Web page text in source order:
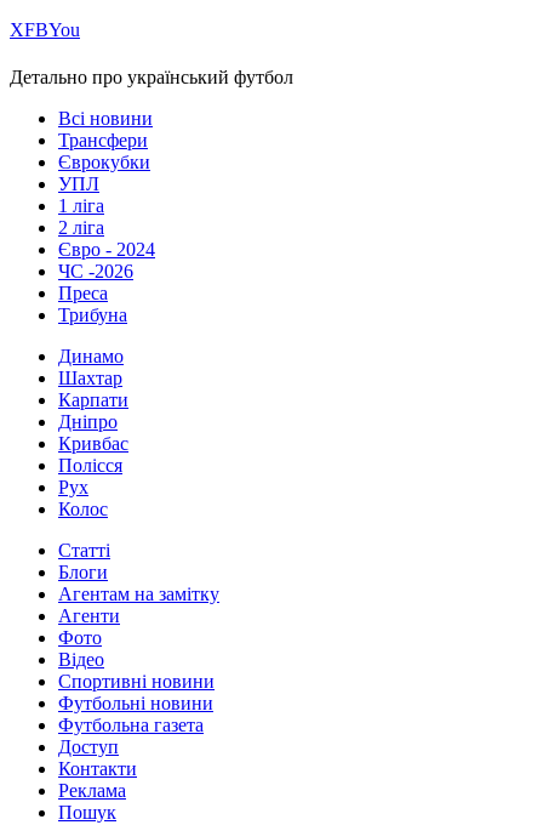
ХFBYou
Детально про український футбол
Всі новини
Трансфери
Єврокубки
УПЛ
1 ліга
2 ліга
Євро - 2024
ЧС -2026
Преса
Трибуна
Динамо
Шахтар
Карпати
Дніпро
Кривбас
Полісся
Рух
Колос
Статті
Блоги
Агентам на замітку
Агенти
Фото
Відео
Спортивні новини
Футбольні новини
Футбольна газета
Доступ
Контакти
Реклама
Пошук